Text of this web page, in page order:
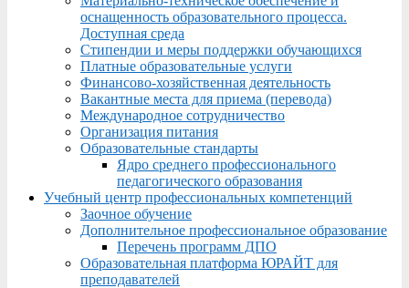
оснащенность образовательного процесса.
Доступная среда
Стипендии и меры поддержки обучающихся
Платные образовательные услуги
Финансово-хозяйственная деятельность
Вакантные места для приема (перевода)
Международное сотрудничество
Организация питания
Образовательные стандарты
Ядро среднего профессионального
педагогического образования
Учебный центр профессиональных компетенций
Заочное обучение
Дополнительное профессиональное образование
Перечень программ ДПО
Образовательная платформа ЮРАЙТ для
преподавателей